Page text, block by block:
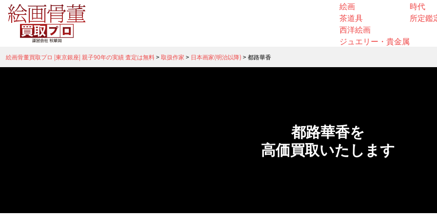
絵画
茶道具
西洋絵画
ジュエリー・貴金属
時代
所定鑑
絵画骨董買取プロ |東京銀座| 親子90年の実績 査定は無料>取扱作家 > 日本画家(明治以降) >都路華香
都路華香を
高価買取いたします